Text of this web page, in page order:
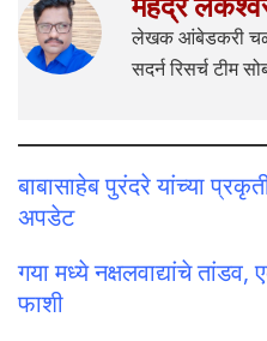
लेखक आंबेडकरी
सदर्न रिसर्च टीम
बाबासाहेब पुरंदरे यांच्या
अपडेट
गया मध्ये नक्षलवाद्यांचे
फाशी